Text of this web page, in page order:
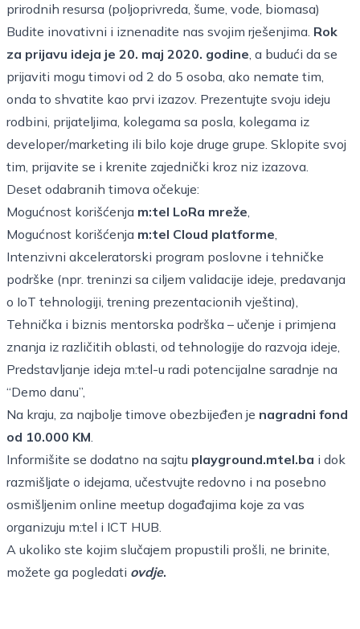
prirodnih resursa (poljoprivreda, šume, vode, biomasa)
Budite inovativni i iznenadite nas svojim rješenjima. Rok
za prijavu ideja je 20. maj 2020. godine, a budući da se
prijaviti mogu timovi od 2 do 5 osoba, ako nemate tim,
onda to shvatite kao prvi izazov. Prezentujte svoju ideju
rodbini, prijateljima, kolegama sa posla, kolegama iz
developer/marketing ili bilo koje druge grupe. Sklopite svoj
tim, prijavite se i krenite zajednički kroz niz izazova.
Deset odabranih timova očekuje:
Mogućnost korišćenja m:tel LoRa mreže,
Mogućnost korišćenja m:tel Cloud platforme,
Intenzivni akceleratorski program poslovne i tehničke
podrške (npr. treninzi sa ciljem validacije ideje, predavanja
o IoT tehnologiji, trening prezentacionih vještina),
Tehnička i biznis mentorska podrška – učenje i primjena
znanja iz različitih oblasti, od tehnologije do razvoja ideje,
Predstavljanje ideja m:tel-u radi potencijalne saradnje na
“Demo danu”,
Na kraju, za najbolje timove obezbijeđen je nagradni fond
od 10.000 KM.
Informišite se dodatno na sajtu playground.mtel.ba i dok
razmišljate o idejama, učestvujte redovno i na posebno
osmišljenim online meetup događajima koje za vas
organizuju m:tel i ICT HUB.
A ukoliko ste kojim slučajem propustili prošli, ne brinite,
možete ga pogledati ovdje.